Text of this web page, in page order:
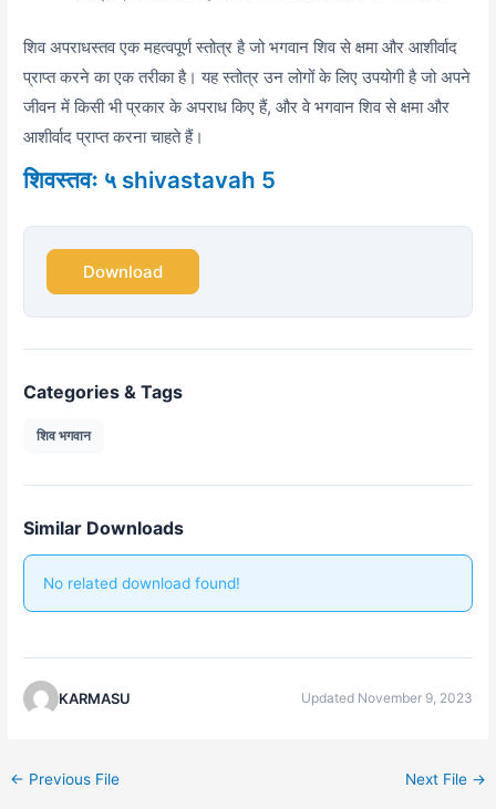
शिव अपराधस्तव एक महत्वपूर्ण स्तोत्र है जो भगवान शिव से क्षमा और आशीर्वाद
प्राप्त करने का एक तरीका है। यह स्तोत्र उन लोगों के लिए उपयोगी है जो अपने
जीवन में किसी भी प्रकार के अपराध किए हैं, और वे भगवान शिव से क्षमा और
आशीर्वाद प्राप्त करना चाहते हैं।
शिवस्तवः ५ shivastavah 5
Download
Categories & Tags
शिव भगवान
Similar Downloads
No related download found!
KARMASU Updated November 9, 2023
← Previous File Next File →